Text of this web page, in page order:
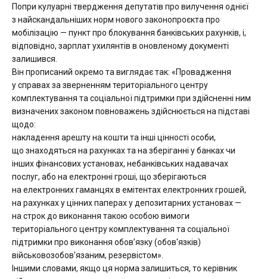
Попри кулуарні твердження депутатів про вилучення однієї
з найскандальніших норм нового законопроєкта про
мобілізацію — пункт про блокування банківських рахунків, і,
відповідно, зарплат ухилянтів в оновленому документі
залишився.
Він прописаний окремо та виглядає так: «Провадження
у справах за зверненням територіального центру
комплектування та соціальної підтримки при здійсненні ним
визначених законом повноважень здійснюється на підставі
щодо:
накладення арешту на кошти та інші цінності особи,
що знаходяться на рахунках та на зберіганні у банках чи
інших фінансових установах, небанківських надавачах
послуг, або на електронні гроші, що зберігаються
на електронних гаманцях в емітентах електронних грошей,
на рахунках у цінних паперах у депозитарних установах —
на строк до виконання такою особою вимоги
територіального центру комплектування та соціальної
підтримки про виконання обов’язку (обов'язків)
військовозобов'язаним, резервістом».
Іншими словами, якщо ця норма залишиться, то керівник